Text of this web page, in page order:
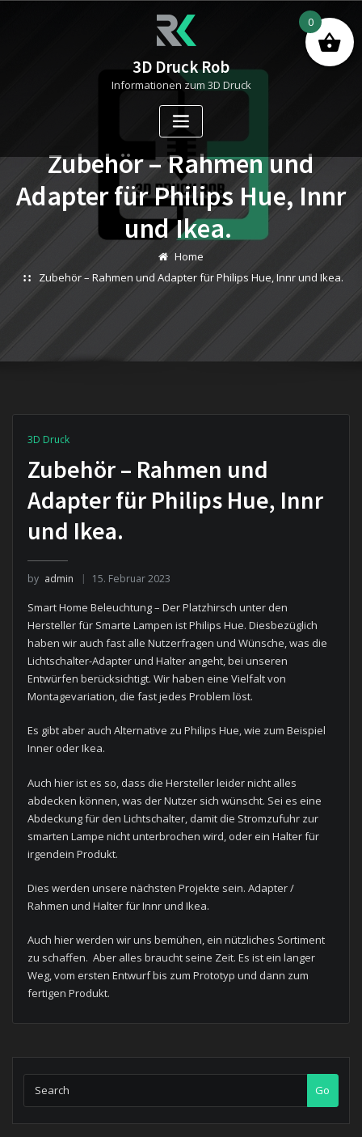
3D Druck Rob
Informationen zum 3D Druck
Zubehör – Rahmen und
Adapter für Philips Hue, Innr
und Ikea.
Home
Zubehör – Rahmen und Adapter für Philips Hue, Innr und Ikea.
3D Druck
Zubehör – Rahmen und
Adapter für Philips Hue, Innr
und Ikea.
by admin 15. Februar 2023
Smart Home Beleuchtung – Der Platzhirsch unter den
Hersteller für Smarte Lampen ist Philips Hue. Diesbezüglich
haben wir auch fast alle Nutzerfragen und Wünsche, was die
Lichtschalter-Adapter und Halter angeht, bei unseren
Entwürfen berücksichtigt. Wir haben eine Vielfalt von
Montagevariation, die fast jedes Problem löst.
Es gibt aber auch Alternative zu Philips Hue, wie zum Beispiel
Inner oder Ikea.
Auch hier ist es so, dass die Hersteller leider nicht alles
abdecken können, was der Nutzer sich wünscht. Sei es eine
Abdeckung für den Lichtschalter, damit die Stromzufuhr zur
smarten Lampe nicht unterbrochen wird, oder ein Halter für
irgendein Produkt.
Dies werden unsere nächsten Projekte sein. Adapter /
Rahmen und Halter für Innr und Ikea.
Auch hier werden wir uns bemühen, ein nützliches Sortiment
zu schaffen. Aber alles braucht seine Zeit. Es ist ein langer
Weg, vom ersten Entwurf bis zum Prototyp und dann zum
fertigen Produkt.
Go
0